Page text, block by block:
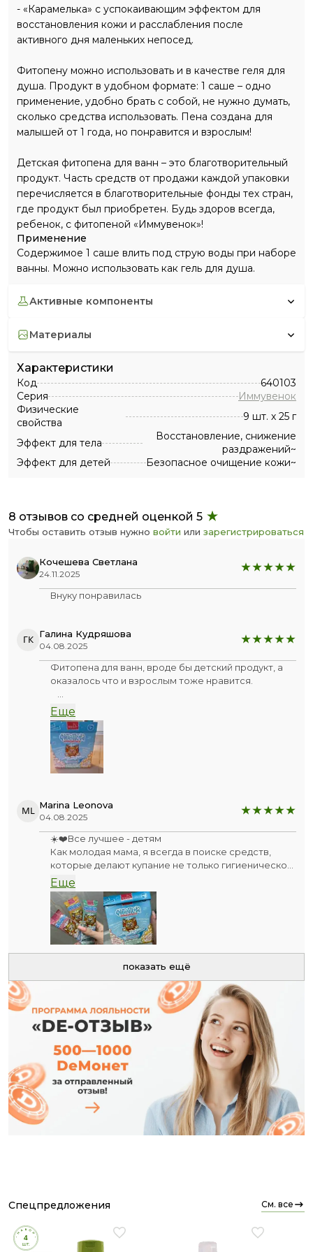
- «Карамелька» с успокаивающим эффектом для
восстановления кожи и расслабления после
активного дня маленьких непосед.
Фитопену можно использовать и в качестве геля для
душа. Продукт в удобном формате: 1 саше – одно
применение, удобно брать с собой, не нужно думать,
сколько средства использовать. Пена создана для
малышей от 1 года, но понравится и взрослым!
Детская фитопена для ванн – это благотворительный
продукт. Часть средств от продажи каждой упаковки
перечисляется в благотворительные фонды тех стран,
где продукт был приобретен. Будь здоров всегда,
ребенок, с фитопеной «Иммувенок»!
Применение
Содержимое 1 саше влить под струю воды при наборе
ванны. Можно использовать как гель для душа.
активные компоненты
материалы
Характеристики
Код
640103
Серия
Иммувенок
Физические
свойства
9 шт. х 25 г
Эффект для тела
Восстановление, снижение
раздражений~
Эффект для детей
Безопасное очищение кожи~
8 отзывов со средней оценкой 5
Чтобы оставить отзыв нужно войти или зарегистрироваться
Кочешева Светлана
24.11.2025
Внуку понравилась
ГК Галина Кудряшова
04.08.2025
Фитопена для ванн, вроде бы детский продукт, а
оказалось что и взрослым тоже нравится.
Я использую, как гель для душа, очень нравится
запах, легко смывается, не щиплет глаза и кожа
после него мягкая и бархатистая.
⠀
Рекомендую и взрослым, и детям.
⠀
Еще
ML Marina Leonova
04.08.2025
☀️❤️Все лучшее - детям
Как молодая мама, я всегда в поиске средств,
которые делают купание не только гигиенической
процедурой, но и приятным ритуалом для моей
дочки. Фитопена для ванны "Иммувенок" стала
настоящим открытием! Дочка, которой только
исполнилось три, просто в восторге от этих ярких
пакетиков и ароматной пены. Теперь уговоры
пойти в ванну остались в прошлом – она сама
Что меня особенно радует, так это натуральный
состав "Иммувенка". Зная, что в пене нет SLS,
парабенов и прочей химии, я спокойна за нежную
кожу моей малышки. "Фруктобум" отлично
увлажняет, особенно сейчас, когда в
отопительный сезон воздух в квартире очень
сухой. "Арбуз-карапуз" прекрасно успокаивает
кожу после игр на улице, а "Карамелька" помогает
расслабиться перед сном.
Удобство использования – еще один огромный
плюс. Один пакетик – ровно на одну ванну, не
купания, а продукт с душой. Зная, что часть средств
от покупки идет на благотворительность, чувствую
Еще
показать ещё
спецпредложения см. все